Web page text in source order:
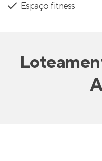
Espaço fitness